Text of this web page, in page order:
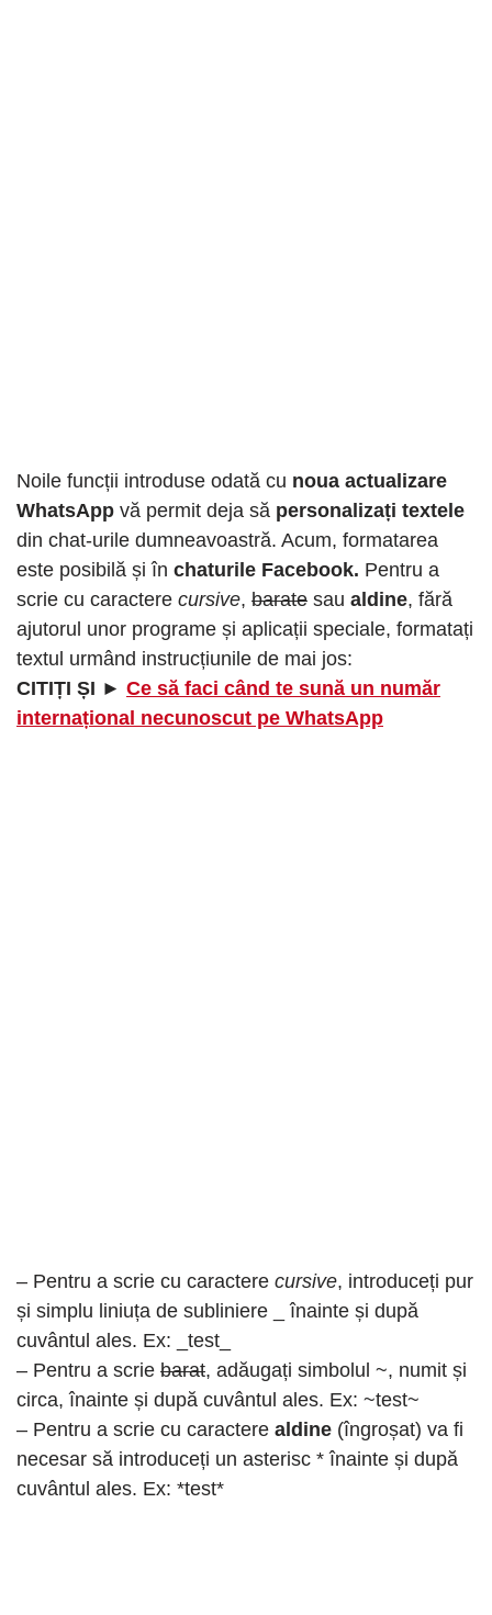
Noile funcții introduse odată cu noua actualizare
WhatsApp vă permit deja să personalizați textele
din chat-urile dumneavoastră. Acum, formatarea
este posibilă și în chaturile Facebook. Pentru a
scrie cu caractere cursive, barate sau aldine, fără
ajutorul unor programe și aplicații speciale, formatați
textul urmând instrucțiunile de mai jos:
CITIȚI ȘI ► Ce să faci când te sună un număr
internațional necunoscut pe WhatsApp
– Pentru a scrie cu caractere cursive, introduceți pur
și simplu liniuța de subliniere _ înainte și după
cuvântul ales. Ex: _test_
– Pentru a scrie barat, adăugați simbolul ~, numit și
circa, înainte și după cuvântul ales. Ex: ~test~
– Pentru a scrie cu caractere aldine (îngroșat) va fi
necesar să introduceți un asterisc * înainte și după
cuvântul ales. Ex: *test*